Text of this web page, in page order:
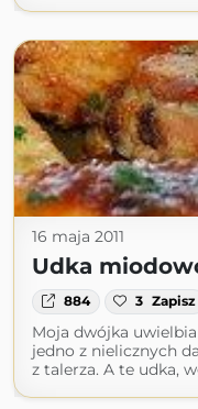
16 maja 2011
Udka
884 3 Zapisz
Moja dwójka
jedno z nielicznych
z talerza. A te udka,